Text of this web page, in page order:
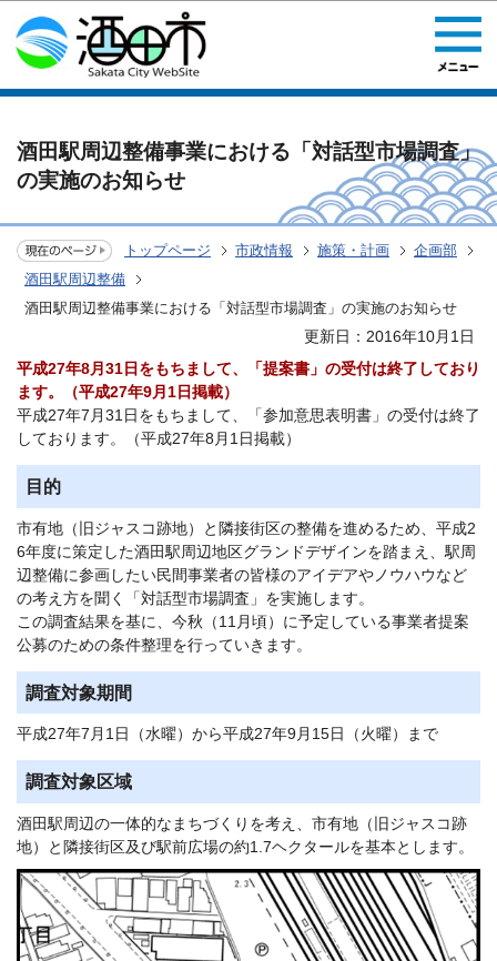
このページの本文へ移動
酒田駅周辺整備事業における「対話型市場調査」
の実施のお知らせ
トップページ 市政情報 施策・計画
企画部
酒田駅周辺整備
酒田駅周辺整備事業における「対話型市場調査」の実施のお知らせ
更新日：2016年10月1日
平成27年8月31日をもちまして、「提案書」の受付は終了しており
ます。（平成27年9月1日掲載）
平成27年7月31日をもちまして、「参加意思表明書」の受付は終了
しております。（平成27年8月1日掲載）
目的
市有地（旧ジャスコ跡地）と隣接街区の整備を進めるため、平成2
6年度に策定した酒田駅周辺地区グランドデザインを踏まえ、駅周
辺整備に参画したい民間事業者の皆様のアイデアやノウハウなど
の考え方を聞く「対話型市場調査」を実施します。
この調査結果を基に、今秋（11月頃）に予定している事業者提案
公募のための条件整理を行っていきます。
調査対象期間
平成27年7月1日（水曜）から平成27年9月15日（火曜）まで
調査対象区域
酒田駅周辺の一体的なまちづくりを考え、市有地（旧ジャスコ跡
地）と隣接街区及び駅前広場の約1.7ヘクタールを基本とします。